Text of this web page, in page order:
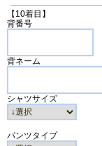
【10着目】
背番号
背ネーム
シャツサイズ
パンツタイプ